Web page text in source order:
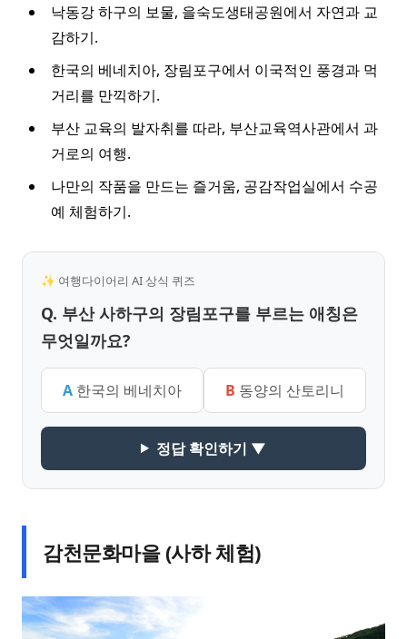
낙동강 하구의 보물, 을숙도생태공원에서 자연과 교
감하기.
한국의 베네치아, 장림포구에서 이국적인 풍경과 먹
거리를 만끽하기.
부산 교육의 발자취를 따라, 부산교육역사관에서 과
거로의 여행.
나만의 작품을 만드는 즐거움, 공감작업실에서 수공
예 체험하기.
✨ 여행다이어리 AI 상식 퀴즈
Q. 부산 사하구의 장림포구를 부르는 애칭은
무엇일까요?
A 한국의 베네치아 B 동양의 산토리니
정답 확인하기 ▼
감천문화마을 (사하 체험)